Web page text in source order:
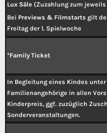
Lux Säle (Zuzahlung zum
Bei Previews & Filmstarts gilt
Freitag der 1. Spielwoche
*Family Ticket
In Begleitung eines Kindes unter
Familienangehörige in allen
Kinderpreis, ggf. zuzüglich
Sonderveranstaltungen.